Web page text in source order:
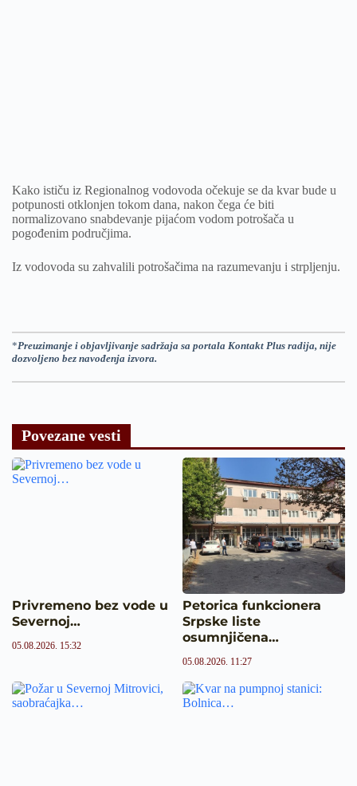
Kako ističu iz Regionalnog vodovoda očekuje se da kvar bude u
potpunosti otklonjen tokom dana, nakon čega će biti
normalizovano snabdevanje pijaćom vodom potrošača u
pogođenim područjima.
Iz vodovoda su zahvalili potrošačima na razumevanju i strpljenju.
*Preuzimanje i objavljivanje sadržaja sa portala Kontakt Plus radija, nije
dozvoljeno bez navođenja izvora.
Povezane vesti
Privremeno bez vode u
Severnoj…
05.08.2026. 15:32
Petorica funkcionera
Srpske liste
osumnjičena…
05.08.2026. 11:27